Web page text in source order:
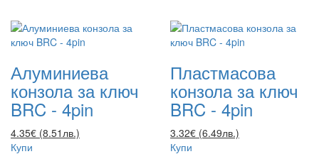
Алуминиева
конзола за ключ
BRC - 4pin
4.35€ (8.51лв.)
Купи
Пластмасова
конзола за ключ
BRC - 4pin
3.32€ (6.49лв.)
Купи